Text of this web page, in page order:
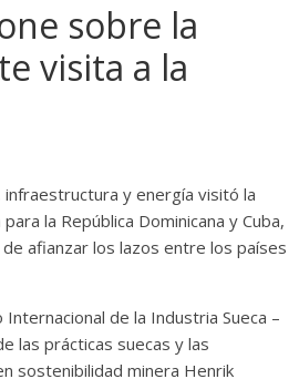
sobre la
visita a la
y energía visitó la
la República Dominicana y Cuba,
afianzar los lazos entre los países
de la Industria Sueca –
las prácticas suecas y las
sostenibilidad minera Henrik